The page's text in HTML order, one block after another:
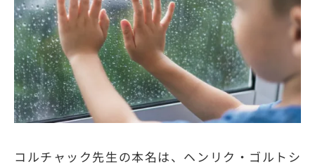
コルチャック先生の本名は、ヘンリク・ゴルトシ